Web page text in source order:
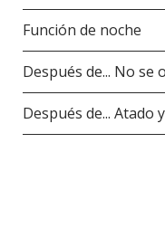
Función de noche
Después de... No se
Después de... Atado